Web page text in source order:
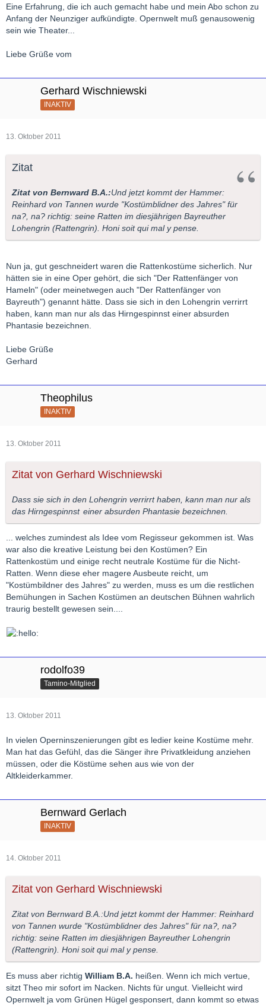
Eine Erfahrung, die ich auch gemacht habe und mein Abo schon zu
Anfang der Neunziger aufkündigte. Opernwelt muß genausowenig
sein wie Theater...
Liebe Grüße vom
Gerhard Wischniewski
INAKTIV
13. Oktober 2011
Zitat
Zitat von Bernward B.A.:Und jetzt kommt der Hammer:
Reinhard von Tannen wurde "Kostümblidner des Jahres" für
na?, na? richtig: seine Ratten im diesjährigen Bayreuther
Lohengrin (Rattengrin). Honi soit qui mal y pense.
Nun ja, gut geschneidert waren die Rattenkostüme sicherlich. Nur
hätten sie in eine Oper gehört, die sich "Der Rattenfänger von
Hameln" (oder meinetwegen auch "Der Rattenfänger von
Bayreuth") genannt hätte. Dass sie sich in den Lohengrin verrirrt
haben, kann man nur als das Hirngespinnst einer absurden
Phantasie bezeichnen.
Liebe Grüße
Gerhard
Theophilus
INAKTIV
13. Oktober 2011
Zitat von Gerhard Wischniewski
Dass sie sich in den Lohengrin verrirrt haben, kann man nur als
das Hirngespinnst einer absurden Phantasie bezeichnen.
... welches zumindest als Idee vom Regisseur gekommen ist. Was
war also die kreative Leistung bei den Kostümen? Ein
Rattenkostüm und einige recht neutrale Kostüme für die Nicht-
Ratten. Wenn diese eher magere Ausbeute reicht, um
"Kostümbildner des Jahres" zu werden, muss es um die restlichen
Bemühungen in Sachen Kostümen an deutschen Bühnen wahrlich
traurig bestellt gewesen sein....
rodolfo39
Tamino-Mitglied
13. Oktober 2011
In vielen Operninszenierungen gibt es ledier keine Kostüme mehr.
Man hat das Gefühl, das die Sänger ihre Privatkleidung anziehen
müssen, oder die Köstüme sehen aus wie von der
Altkleiderkammer.
Bernward Gerlach
INAKTIV
14. Oktober 2011
Zitat von Gerhard Wischniewski
Zitat von Bernward B.A.:Und jetzt kommt der Hammer: Reinhard
von Tannen wurde "Kostümblidner des Jahres" für na?, na?
richtig: seine Ratten im diesjährigen Bayreuther Lohengrin
(Rattengrin). Honi soit qui mal y pense.
Es muss aber richtig William B.A. heißen. Wenn ich mich vertue,
sitzt Theo mir sofort im Nacken. Nichts für ungut. Vielleicht wird
Opernwelt ja vom Grünen Hügel gesponsert, dann kommt so etwas